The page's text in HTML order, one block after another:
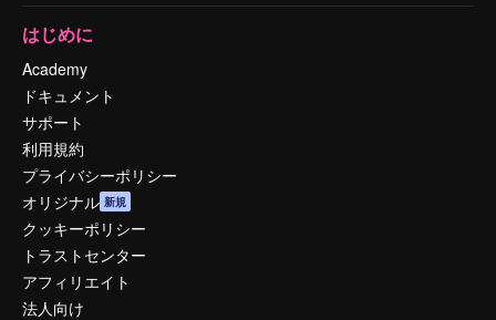
はじめに
Academy
ドキュメント
サポート
利用規約
プライバシーポリシー
オリジナル 新規
クッキーポリシー
トラストセンター
アフィリエイト
法人向け